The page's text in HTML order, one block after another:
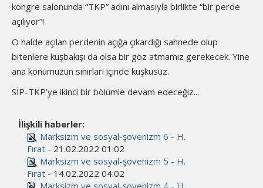
kongre salonunda “TKP” adını almasıyla birlikte “bir perde
açılıyor”!
O halde açılan perdenin açığa çıkardığı sahnede olup
bitenlere kuşbakışı da olsa bir göz atmamız gerekecek. Yine
ana konumuzun sınırları içinde kuşkusuz.
SİP-TKP’ye ikinci bir bölümle devam edeceğiz...
İlişkili haberler:
Marksizm ve sosyal-şovenizm 6 - H.
Fırat - 21.02.2022 01:02
Marksizm ve sosyal-şovenizm 5 - H.
Fırat - 14.02.2022 04:02
Marksizm ve sosyal-şovenizm 4 - H.